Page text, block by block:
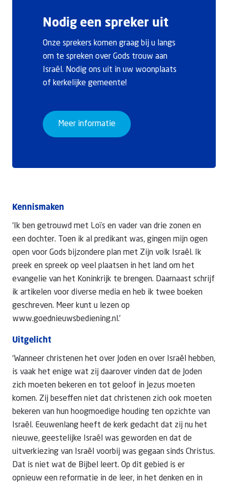
Nodig een spreker uit
Onze sprekers komen graag bij u langs
om te spreken over Gods trouw aan
Israël. Nodig ons uit in uw woonplaats
of kerkelijke gemeente!
Meer informatie
Kennismaken
‘Ik ben getrouwd met Loïs en vader van drie zonen en
een dochter. Toen ik al predikant was, gingen mijn ogen
open voor Gods bijzondere plan met Zijn volk Israël. Ik
preek en spreek op veel plaatsen in het land om het
evangelie van het Koninkrijk te brengen. Daarnaast schrijf
ik artikelen voor diverse media en heb ik twee boeken
geschreven. Meer kunt u lezen op
www.goednieuwsbediening.nl.’
Uitgelicht
‘Wanneer christenen het over Joden en over Israël hebben,
is vaak het enige wat zij daarover vinden dat de Joden
zich moeten bekeren en tot geloof in Jezus moeten
komen. Zij beseffen niet dat christenen zich ook moeten
bekeren van hun hoogmoedige houding ten opzichte van
Israël. Eeuwenlang heeft de kerk gedacht dat zij nu het
nieuwe, geestelijke Israël was geworden en dat de
uitverkiezing van Israël voorbij was gegaan sinds Christus.
Dat is niet wat de Bijbel leert. Op dit gebied is er
opnieuw een reformatie in de leer, in het denken en in